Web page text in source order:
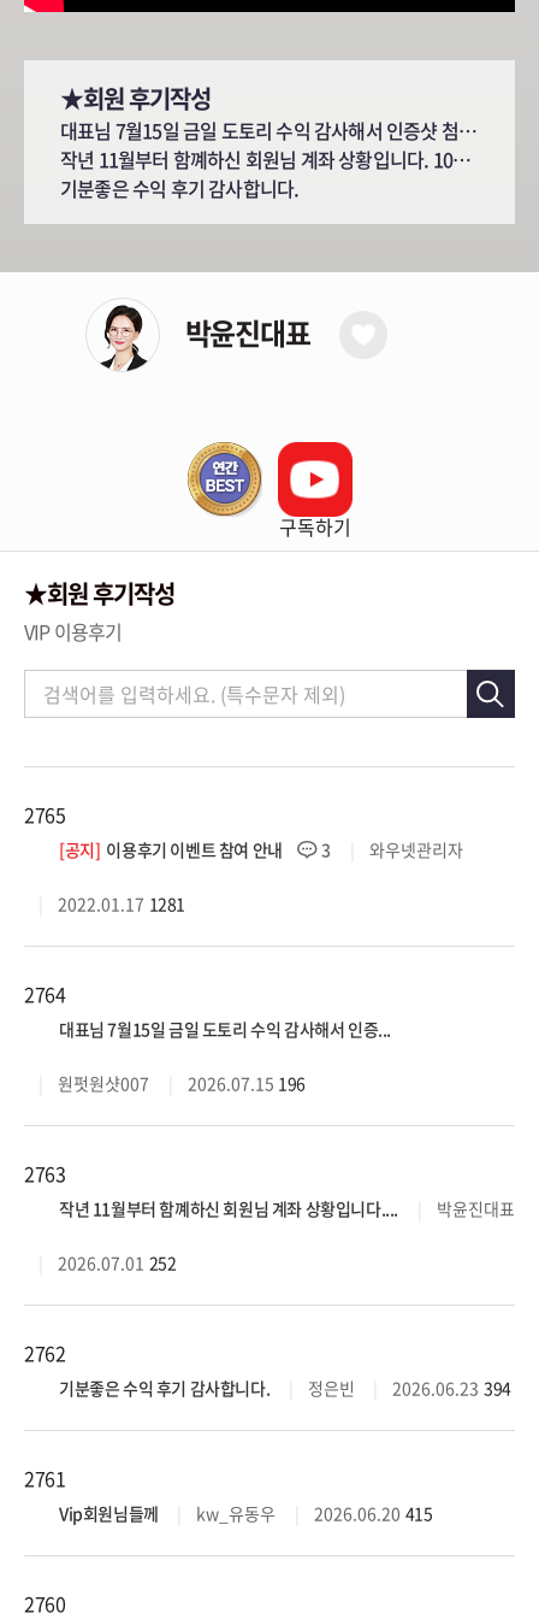
★회원 후기작성
대표님 7월15일 금일 도토리 수익 감사해서 인증샷 첨부해요~
작년 11월부터 함꼐하신 회원님 계좌 상황입니다. 10억까지 갔었다고..ㅋ
기분좋은 수익 후기 감사합니다.
박윤진대표
구독하기
★회원 후기작성
VIP 이용후기
2765
[공지] 이용후기 이벤트 참여 안내 3 와우넷관리자
2022.01.17 1281
2764
대표님 7월15일 금일 도토리 수익 감사해서 인증...
원펏원샷007 2026.07.15 196
2763
작년 11월부터 함꼐하신 회원님 계좌 상황입니다.... 박윤진대표
2026.07.01 252
2762
기분좋은 수익 후기 감사합니다. 정은빈 2026.06.23 394
2761
Vip회원님들께 kw_유동우 2026.06.20 415
2760